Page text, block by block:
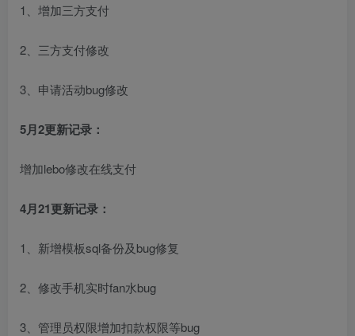
1、增加三方支付
2、三方支付修改
3、申请活动bug修改
5月2更新记录：
增加lebo修改在线支付
4月21更新记录：
1、新增模板sql备份及bug修复
2、修改手机实时fan水bug
3、管理员权限增加扣款权限等bug